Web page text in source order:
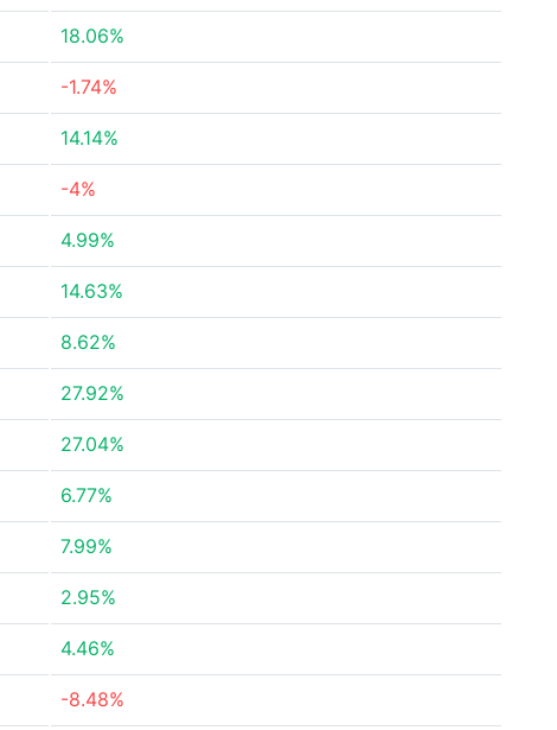
18.06%
-1.74%
14.14%
-4%
4.99%
14.63%
8.62%
27.92%
27.04%
6.77%
7.99%
2.95%
4.46%
-8.48%